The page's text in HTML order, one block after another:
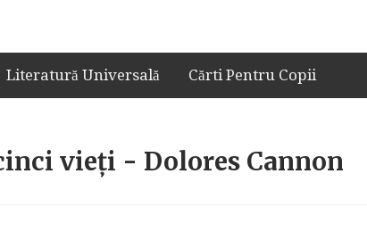
Literatură Universală Cărti Pentru Copii
vieți - Dolores Cannon